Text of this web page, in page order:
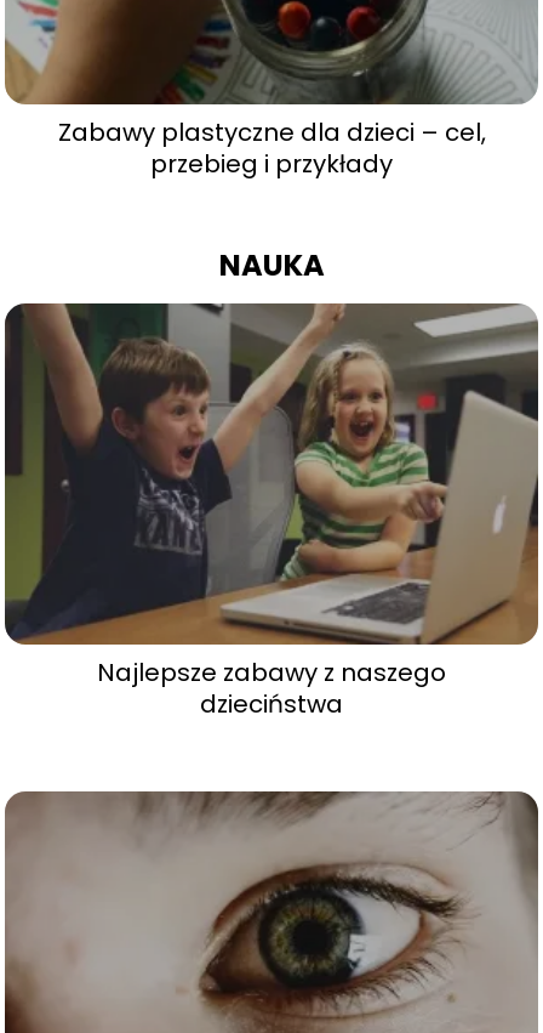
Zabawy plastyczne dla dzieci – cel,
przebieg i przykłady
NAUKA
Najlepsze zabawy z naszego
dzieciństwa